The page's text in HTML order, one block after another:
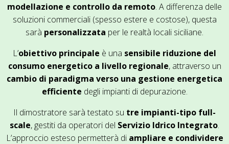
modellazione e controllo da remoto. A differenza delle
soluzioni commerciali (spesso estere e costose), questa
sarà personalizzata per le realtà locali siciliane.
L’obiettivo principale è una sensibile riduzione del
consumo energetico a livello regionale, attraverso un
cambio di paradigma verso una gestione energetica
efficiente degli impianti di depurazione.
Il dimostratore sarà testato su tre impianti-tipo full-
scale, gestiti da operatori del Servizio Idrico Integrato.
L’approccio esteso permetterà di ampliare e condividere